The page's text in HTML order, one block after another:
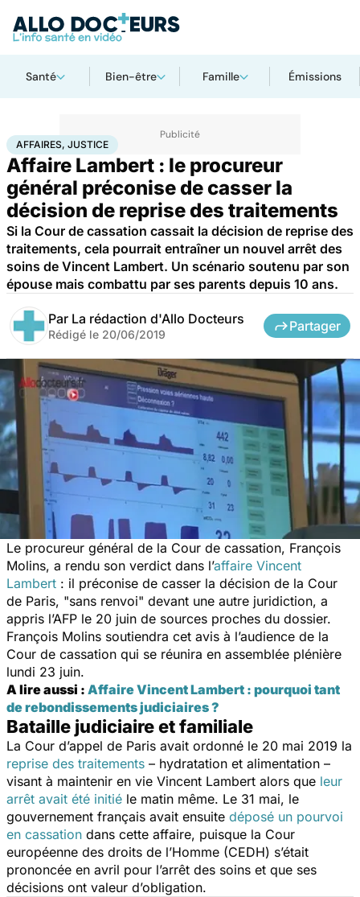
Santé Bien-être Famille Émissions
AccueilSantéSociétéJustice Affaires, justice
AFFAIRES, JUSTICE
Affaire Lambert : le procureur
général préconise de casser la
décision de reprise des traitements
Si la Cour de cassation cassait la décision de reprise des
traitements, cela pourrait entraîner un nouvel arrêt des
soins de Vincent Lambert. Un scénario soutenu par son
épouse mais combattu par ses parents depuis 10 ans.
Par La rédaction d'Allo Docteurs
Rédigé le 20/06/2019
Partager
Le procureur général de la Cour de cassation, François
Molins, a rendu son verdict dans l’affaire Vincent
Lambert : il préconise de casser la décision de la Cour
de Paris, "sans renvoi" devant une autre juridiction, a
appris l’AFP le 20 juin de sources proches du dossier.
François Molins soutiendra cet avis à l’audience de la
Cour de cassation qui se réunira en assemblée plénière
lundi 23 juin.
A lire aussi : Affaire Vincent Lambert : pourquoi tant
de rebondissements judiciaires ?
Bataille judiciaire et familiale
La Cour d’appel de Paris avait ordonné le 20 mai 2019 la
reprise des traitements – hydratation et alimentation –
visant à maintenir en vie Vincent Lambert alors que leur
arrêt avait été initié le matin même. Le 31 mai, le
gouvernement français avait ensuite déposé un pourvoi
en cassation dans cette affaire, puisque la Cour
européenne des droits de l’Homme (CEDH) s’était
prononcée en avril pour l’arrêt des soins et que ses
décisions ont valeur d’obligation.